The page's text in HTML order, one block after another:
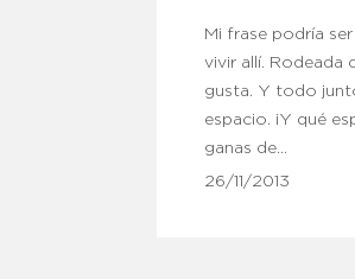
Mi frase podría
vivir allí. Rodeada
gusta. Y todo
espacio. ¡Y qué
ganas de…
26/11/2013